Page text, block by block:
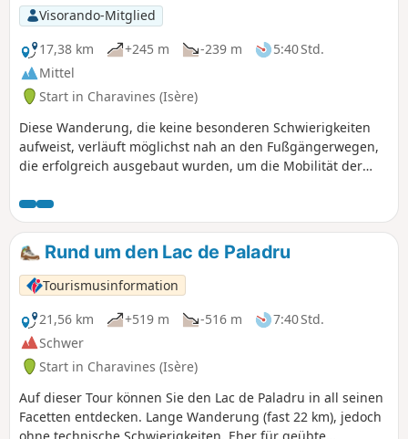
Visorando-Mitglied
17,38 km
+245 m -239 m
5:40 Std.
Mittel
Start in Charavines (Isère)
Diese Wanderung, die keine besonderen Schwierigkeiten
aufweist, verläuft möglichst nah an den Fußgängerwegen,
die erfolgreich ausgebaut wurden, um die Mobilität der
so den Höhenunterschied. Insbesondere folgt man dem
„Voie Verte“ und dem „Chemin du Marais“ und gelangt dann
auf den GR®65, den Jakobsweg Genf – Le Puy-en-Velay, auf
den Anhöhen von Paladru und Le Pin. Sie führt an
zahlreichen schönen Orten vorbei, an denen man nach
Belieben eine Pause einlegen kann. Genießen Sie die
verschiedenen Ausblicke auf den See und die umliegenden
Gebirgsmassive sowie die Ruhe der Wanderung, bei der
der Anteil an gemeinsamen Wegen sehr gering ist. Man
kann die Strecke auch in die andere Richtung gehen und so
eine andere Perspektive genießen.
Rund um den Lac de Paladru
Tourismusinformation
21,56 km
+519 m -516 m
7:40 Std.
Schwer
Start in Charavines (Isère)
Auf dieser Tour können Sie den Lac de Paladru in all seinen
Facetten entdecken. Lange Wanderung (fast 22 km), jedoch
ohne technische Schwierigkeiten. Eher für geübte